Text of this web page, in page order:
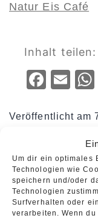
Um dir ein optimales
Technologien wie
speichern und/oder
Technologien
Surfverhalten oder
verarbeiten. Wenn
Natur Eis Café
Inhalt teilen:
Veröffentlicht am
Essen & Trinken